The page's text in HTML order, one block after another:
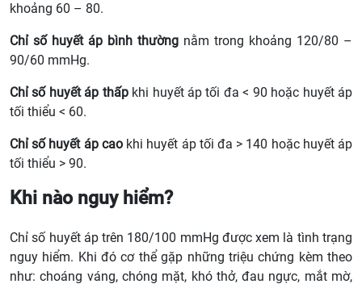
khoảng 60 – 80.
Chỉ số huyết áp bình thường nằm trong khoảng 120/80 –
90/60 mmHg.
Chỉ số huyết áp thấpkhi huyết áp tối đa < 90 hoặc huyết áp
tối thiểu < 60.
Chỉ số huyết áp caokhi huyết áp tối đa > 140 hoặc huyết áp
tối thiểu > 90.
Khi nào nguy hiểm?
Chỉ số huyết áp trên 180/100 mmHg được xem là tình trạng
nguy hiểm. Khi đó cơ thể gặp những triệu chứng kèm theo
như: choáng váng, chóng mặt, khó thở, đau ngực, mắt mờ,